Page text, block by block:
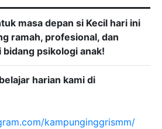
masa depan si Kecil hari ini
ramah, profesional, dan
psikologi anak!
harian kami di
kampunginggrismm/